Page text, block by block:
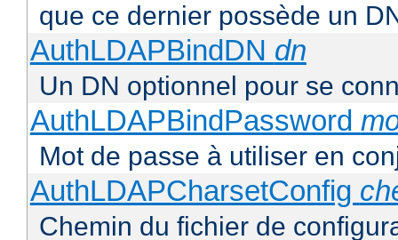
que ce dernier possède un
AuthLDAPBindDN dn
Un DN optionnel pour se
AuthLDAPBindPassword
Mot de passe à utiliser en
AuthLDAPCharsetConfig
Chemin du fichier de